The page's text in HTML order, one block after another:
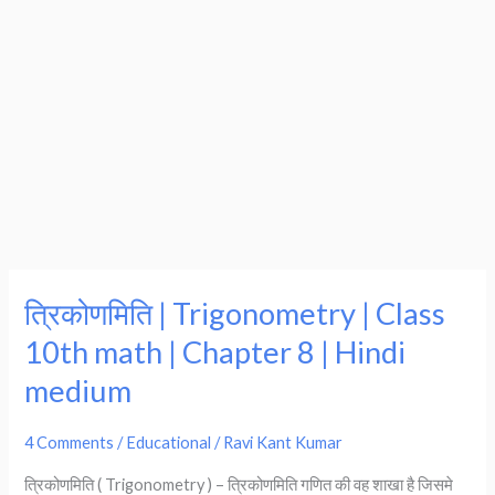
त्रिकोणमिति | Trigonometry | Class
10th math | Chapter 8 | Hindi
medium
4 Comments /Educational /Ravi Kant Kumar
त्रिकोणमिति ( Trigonometry ) – त्रिकोणमिति गणित की वह शाखा है जिसमे
त्रिकोणमिति
Trigonometry
|
math